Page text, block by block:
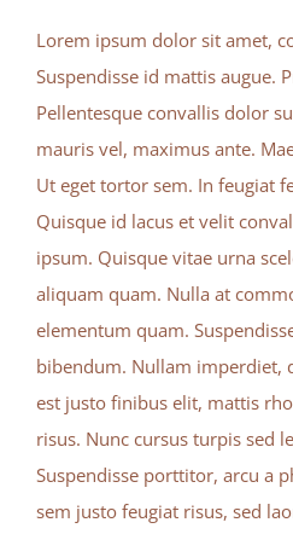
Lorem ipsum dolor sit amet,
Suspendisse id mattis augue.
Pellentesque convallis dolor
mauris vel, maximus ante.
Ut eget tortor sem. In feugiat
Quisque id lacus et velit
ipsum. Quisque vitae urna
aliquam quam. Nulla at
elementum quam.
bibendum. Nullam imperdiet,
est justo finibus elit, mattis
risus. Nunc cursus turpis sed
Suspendisse porttitor, arcu a
sem justo feugiat risus, sed